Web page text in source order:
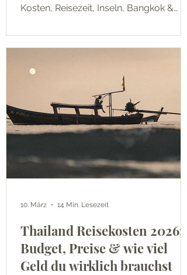
Kosten, Reisezeit, Inseln, Bangkok &
Thailand Reisekosten 2026:
Budget, Preise & wie viel
Geld du wirklich brauchst
10. März 14 Min. Lesezeit